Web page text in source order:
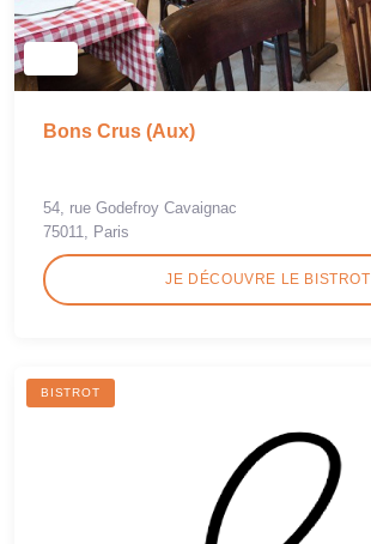
Bons Crus (Aux)
54, rue Godefroy Cavaignac
75011, Paris
JE DÉCOUVRE LE BISTROT
BISTROT